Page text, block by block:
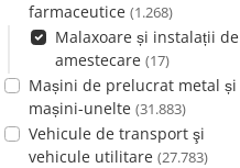
farmaceutice (1.268)
Malaxoare și instalații de
amestecare (17)
Mașini de prelucrat metal și
mașini-unelte (31.883)
Vehicule de transport şi
vehicule utilitare (27.783)